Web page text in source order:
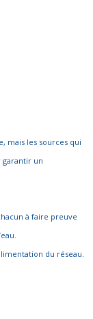
mais les sources qui
garantir un
à faire preuve
du réseau.